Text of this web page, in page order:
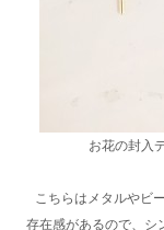
お花の封入
こちらはメタルやビ
存在感があるので、シ